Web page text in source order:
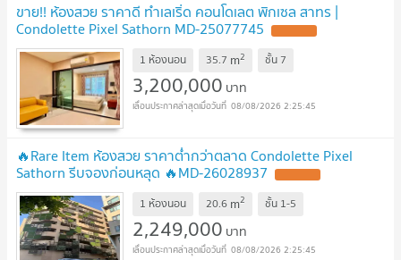
ขาย!! ห้องสวย ราคาดี ทำเลเริ่ด คอนโดเลต พิกเซล สาทร |
Condolette Pixel Sathorn MD-25077745
1 ห้องนอน 35.7 m2 ชั้น 7
3,200,000 บาท
08/08/2026 2:25:45
🔥Rare Item ห้องสวย ราคาต่ำกว่าตลาด Condolette Pixel
Sathorn รีบจองก่อนหลุด 🔥MD-26028937
1 ห้องนอน 20.6 m2 ชั้น 1-5
2,249,000 บาท
08/08/2026 2:25:45